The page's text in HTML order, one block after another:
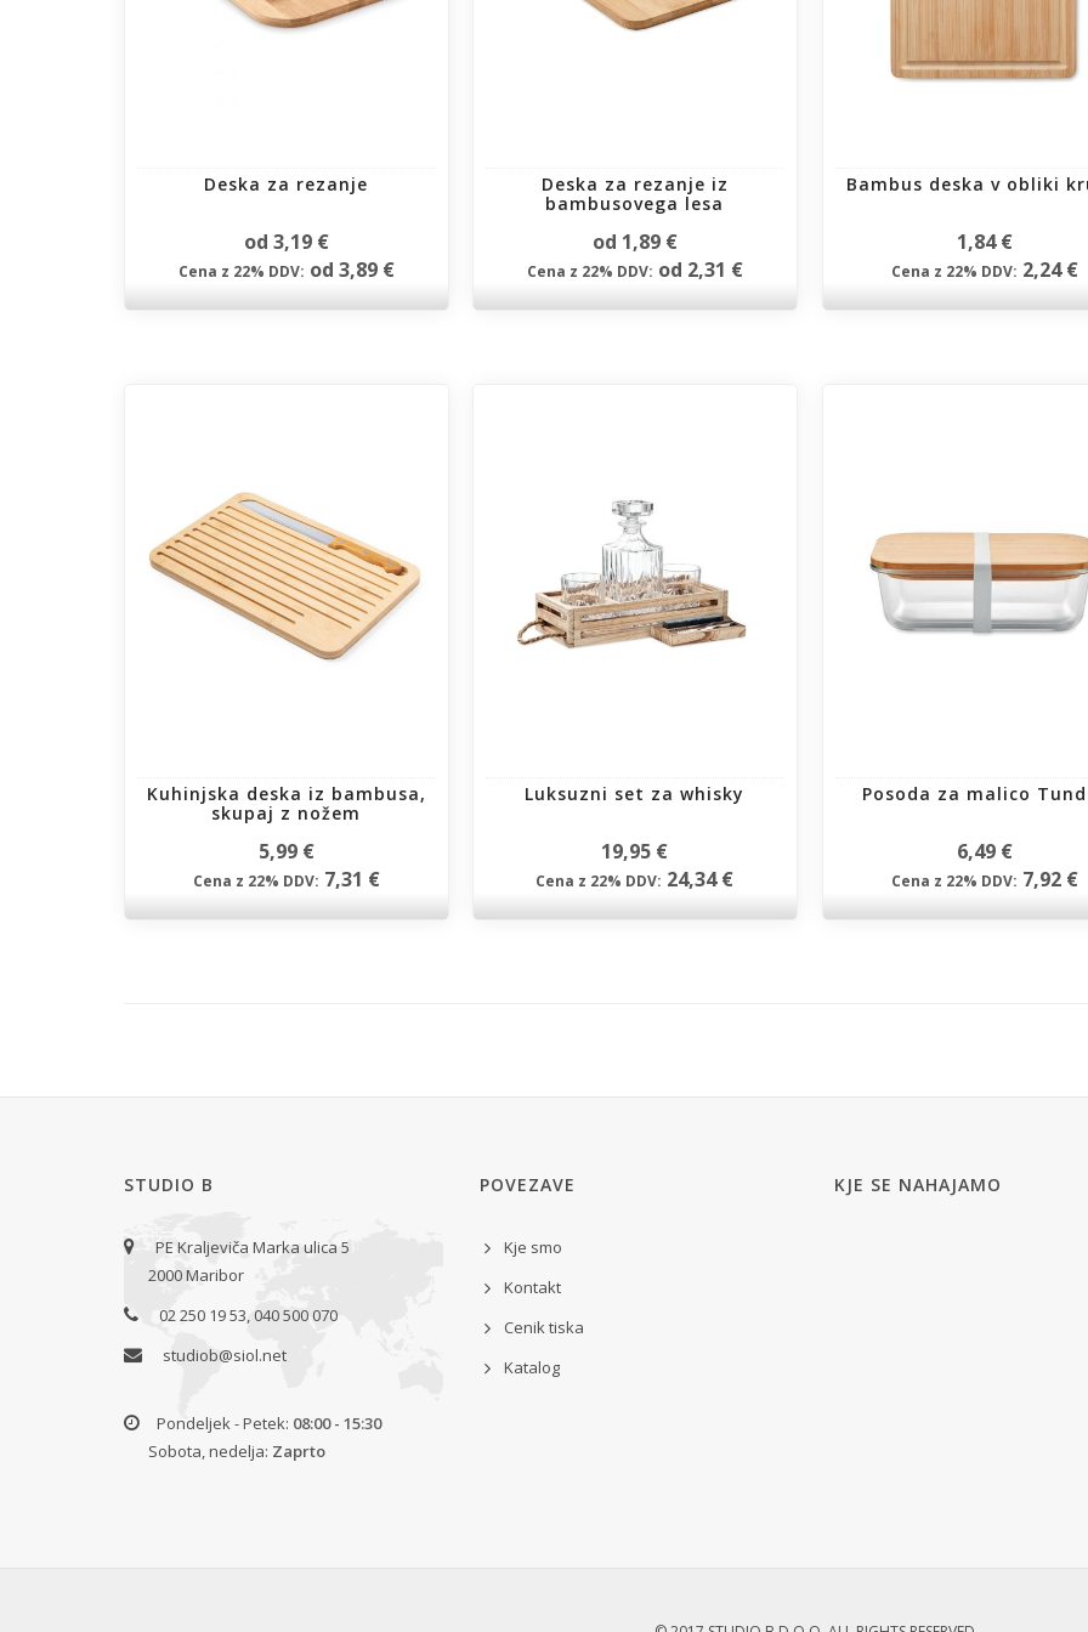
Deska za rezanje
od 3,19 €
Cena z 22% DDV: od 3,89 €
Deska za rezanje iz
bambusovega lesa
od 1,89 €
Cena z 22% DDV: od 2,31 €
Bambus deska v obliki
1,84 €
Cena z 22% DDV: 2,24 €
Kuhinjska deska iz bambusa,
skupaj z nožem
5,99 €
Cena z 22% DDV: 7,31 €
Luksuzni set za whisky
19,95 €
Cena z 22% DDV: 24,34 €
Posoda za malico
6,49 €
Cena z 22% DDV: 7,92 €
STUDIO B
PE Kraljeviča Marka ulica 5
2000 Maribor
02 250 19 53, 040 500 070
studiob@siol.net
Pondeljek - Petek: 08:00 - 15:30
Sobota, nedelja: Zaprto
POVEZAVE
Kje smo
Kontakt
Cenik tiska
Katalog
KJE SE NAHAJAMO